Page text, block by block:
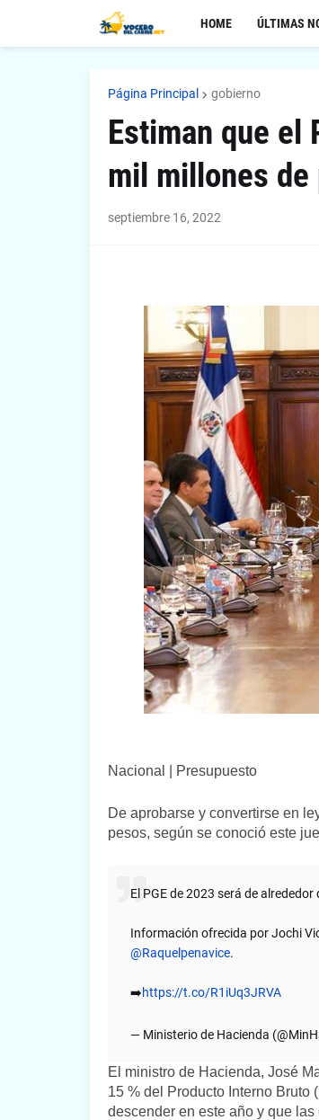
HOME ÚLTIMAS
Página Principal gobierno
Estiman que el
mil millones de
septiembre 16, 2022
Nacional | Presupuesto
De aprobarse y convertirse en
pesos, según se conoció este
El PGE de 2023 será de
Información ofrecida por Jochi
@Raquelpenavice.
➡️https://t.co/R1iUq3JRVA
— Ministerio de Hacienda
El ministro de Hacienda, José
15 % del Producto Interno Bruto
descender en este año y que